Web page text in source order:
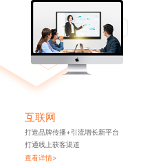
互联网
打造品牌传播+引流增长新平台
打通线上获客渠道
查看详情>